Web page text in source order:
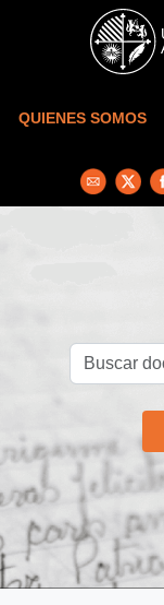
Skip to main content
QUIENES SOMOS